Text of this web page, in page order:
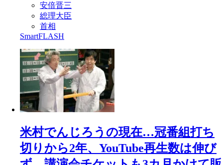
安倍晋三
総理大臣
首相
SmartFLASH
米村でんじろうの現在…冠番組打ち
切りから2年、YouTube再生数は伸び